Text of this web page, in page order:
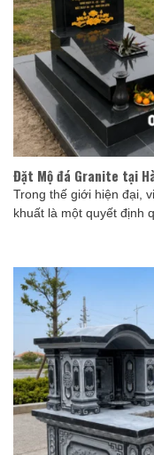
Đặt Mộ đá Granite tại
Trong thế giới hiện đại,
khuất là một quyết định